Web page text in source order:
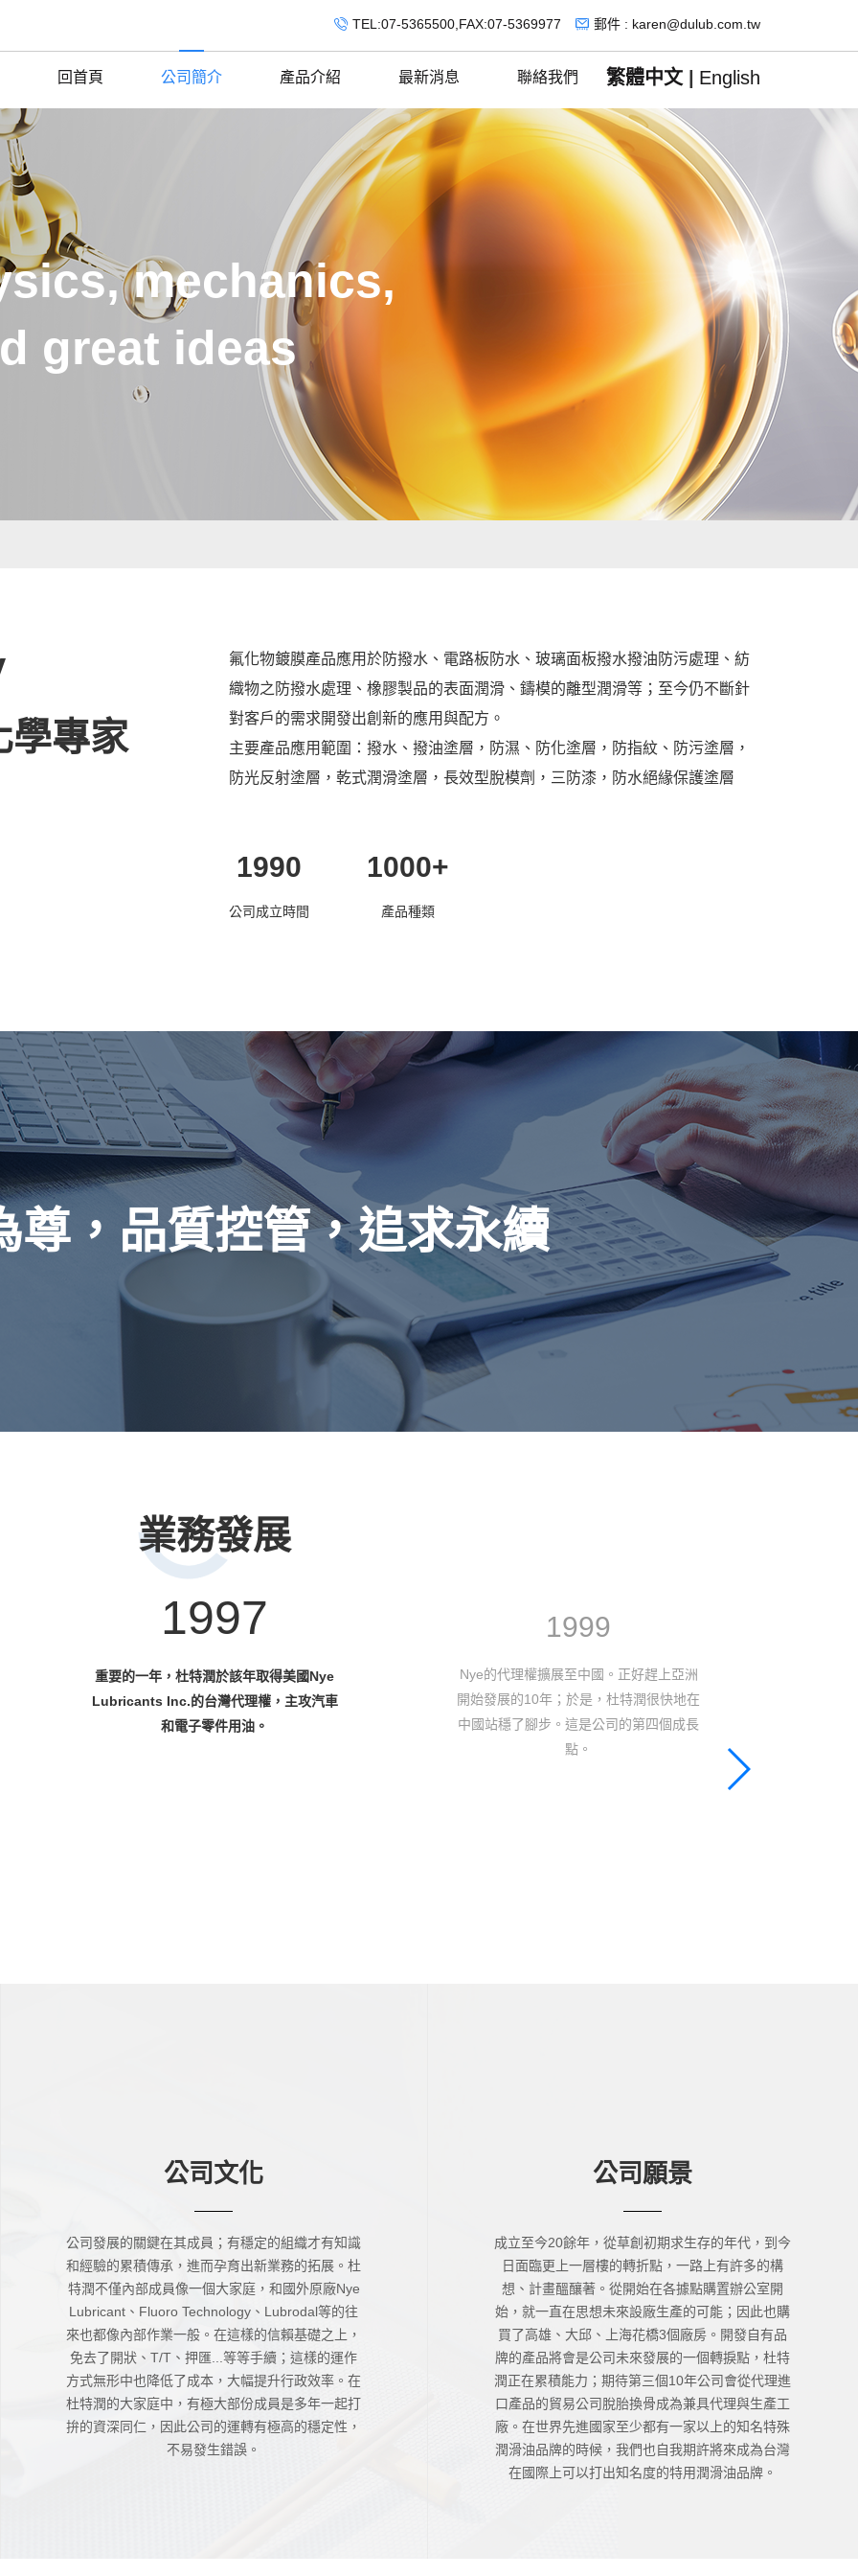
TEL:07-5365500,FAX:07-5369977 郵件 : karen@dulub.com.tw
回首頁 公司簡介 產品介紹 最新消息 聯絡我們 繁體中文 English
mechanics,
great ideas
學專家
氟化物鍍膜產品應用於防撥水、電路板防水、玻璃面板撥水撥油防污處理、紡
織物之防撥水處理、橡膠製品的表面潤滑、鑄模的離型潤滑等；至今仍不斷針
對客戶的需求開發出創新的應用與配方。
主要產品應用範圍：撥水、撥油塗層 ， 防濕、防化塗層 ， 防指紋、防污塗層 ，
防光反射塗層 ， 乾式潤滑塗層 ， 長效型脫模劑 ， 三防漆 ， 防水絕緣保護塗層
1990
公司成立時間
1000+
產品種類
尊，品質控管，追求永續
業務發展
1999
Nye的代理權擴展至中國。正好趕上亞洲
開始發展的10年；於是，杜特潤很快地在
中國站穩了腳步。這是公司的第四個成長
2001
Nye在Boston舉行全球代理商會議；剛好
遇上美國911事件，所有與會人員都在美
滯留一周。滯留期間結識同樣滯留的日本
Fluoro Technolog公司老闆，因緣際會代
公司發展的關鍵在其成員；有穩定的組織才有知識
特潤不僅內部成員像一個大家庭，和國外原廠Nye
Lubricant、Fluoro Technology、Lubrodal等的往
來也都像內部作業一般。在這樣的信賴基礎之上，
免去了開狀、T/T、押匯...等等手續；這樣的運作
方式無形中也降低了成本，大幅提升行政效率。在
杜特潤的大家庭中，有極大部份成員是多年一起打
拚的資深同仁，因此公司的運轉有極高的穩定性，
不易發生錯誤。
成立至今20餘年，從草創初期求生存的年代，到今
想、計畫醞釀著。從開始在各據點購置辦公室開
始，就一直在思想未來設廠生產的可能；因此也購
買了高雄、大邱、上海花橋3個廠房。開發自有品
牌的產品將會是公司未來發展的一個轉捩點，杜特
潤正在累積能力；期待第三個10年公司會從代理進
口產品的貿易公司脫胎換骨成為兼具代理與生產工
廠。在世界先進國家至少都有一家以上的知名特殊
潤滑油品牌的時候，我們也自我期許將來成為台灣
在國際上可以打出知名度的特用潤滑油品牌。